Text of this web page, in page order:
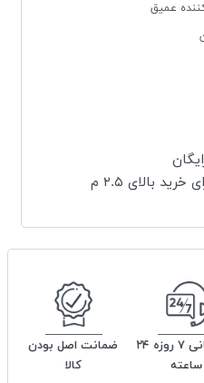
عمیق
بالای ۲.۵ م
پشتیبانی ۷ روزه ۲۴
ساعته
ضمانت اصل بودن
کالا